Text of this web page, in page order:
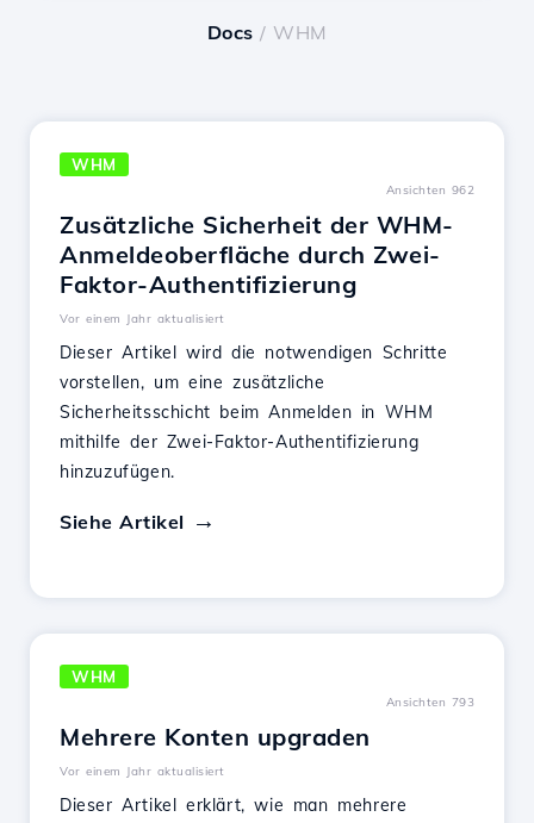
Docs / WHM
WHM
Ansichten 962
Zusätzliche Sicherheit der WHM-
Anmeldeoberfläche durch Zwei-
Faktor-Authentifizierung
Vor einem Jahr aktualisiert
Dieser Artikel wird die notwendigen Schritte
vorstellen, um eine zusätzliche
Sicherheitsschicht beim Anmelden in WHM
mithilfe der Zwei-Faktor-Authentifizierung
hinzuzufügen.
Siehe Artikel
WHM
Ansichten 793
Mehrere Konten upgraden
Vor einem Jahr aktualisiert
Dieser Artikel erklärt, wie man mehrere